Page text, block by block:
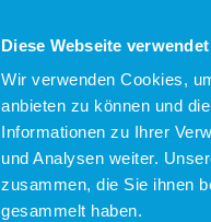
Diese Webseite
Wir verwenden Cookies,
anbieten zu können und
Informationen zu Ihrer
und Analysen weiter.
zusammen, die Sie ihnen
gesammelt haben.